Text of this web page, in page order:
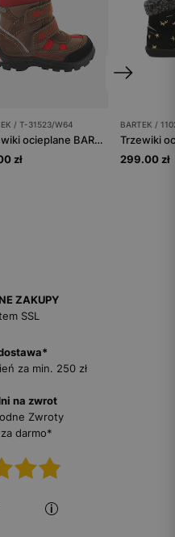
/ T-31523/W64
Trzewiki ocieplane BARTEK T-31523/W64, brązowo-czerwony
zł
BARTEK /
299.00 zł
ZAKUPY
SSL
za min. 250 zł
na zwrot
Zwroty
darmo*